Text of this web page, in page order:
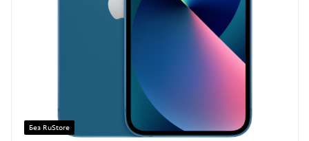
Без RuStore